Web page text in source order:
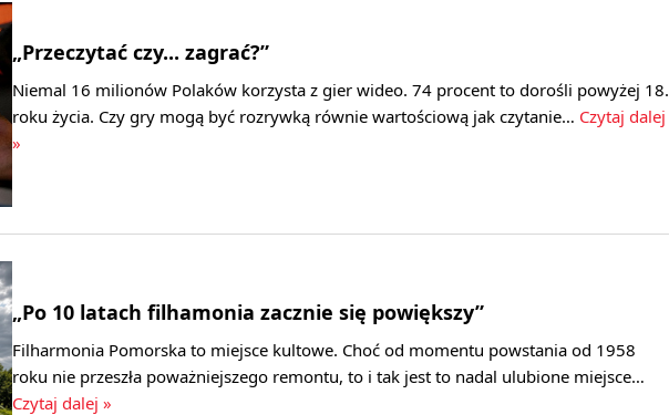
„Przeczytać czy... zagrać?”
Niemal 16 milionów Polaków korzysta z gier wideo. 74 procent to dorośli powyżej 18.
roku życia. Czy gry mogą być rozrywką równie wartościową jak czytanie… Czytaj dalej
»
„Po 10 latach filhamonia zacznie się powiększy”
Filharmonia Pomorska to miejsce kultowe. Choć od momentu powstania od 1958
roku nie przeszła poważniejszego remontu, to i tak jest to nadal ulubione miejsce…
Czytaj dalej »